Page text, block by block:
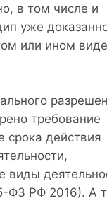
в том числе и
уже
или ином виде
требование
срока действия
виды
ФЗ РФ 2016). А